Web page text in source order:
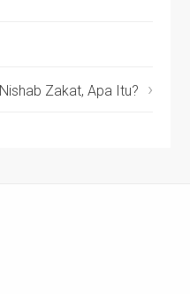
Nishab Zakat, Apa Itu?